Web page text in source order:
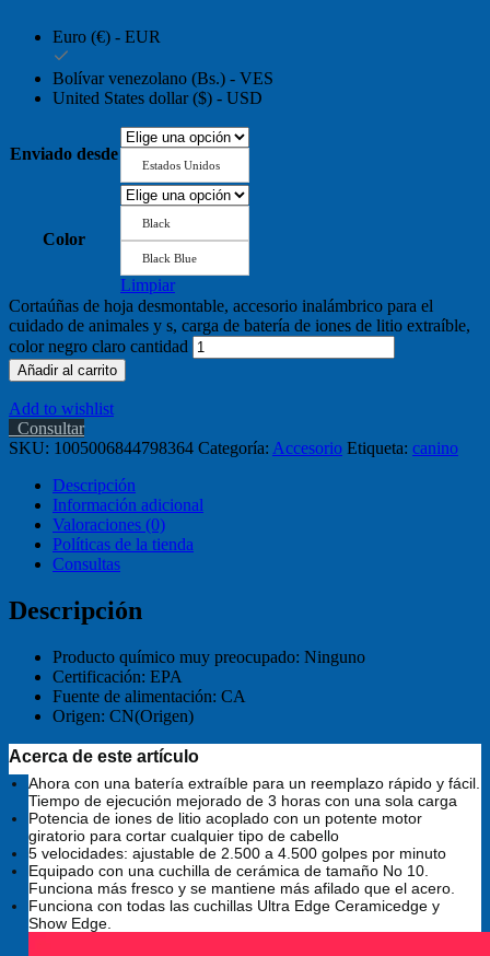
Euro (€) - EUR
Bolívar venezolano (Bs.) - VES
United States dollar ($) - USD
Enviado desde
Estados Unidos
Color
Black
Black Blue
Limpiar
Cortaúñas de hoja desmontable, accesorio inalámbrico para el
cuidado de animales y s, carga de batería de iones de litio extraíble,
color negro claro cantidad
Añadir al carrito
Add to wishlist
Consultar
SKU: 1005006844798364 Categoría: Accesorio Etiqueta: canino
Descripción
Información adicional
Valoraciones (0)
Políticas de la tienda
Consultas
Descripción
Producto químico muy preocupado: Ninguno
Certificación: EPA
Fuente de alimentación: CA
Origen: CN(Origen)
Acerca de este artículo
Ahora con una batería extraíble para un reemplazo rápido y fácil.
Tiempo de ejecución mejorado de 3 horas con una sola carga
Potencia de iones de litio acoplado con un potente motor
giratorio para cortar cualquier tipo de cabello
5 velocidades: ajustable de 2.500 a 4.500 golpes por minuto
Equipado con una cuchilla de cerámica de tamaño No 10.
Funciona más fresco y se mantiene más afilado que el acero.
Funciona con todas las cuchillas Ultra Edge Ceramicedge y
Show Edge.